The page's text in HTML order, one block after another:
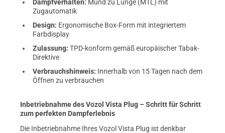
Dampfverhalten: Mund zu Lunge (MTL) mit
Zugautomatik
Design: Ergonomische Box-Form mit integriertem
Farbdisplay
Zulassung: TPD-konform gemäß europäischer Tabak-
Direktive
Verbrauchshinweis: Innerhalb von 15 Tagen nach dem
Öffnen zu verbrauchen
Inbetriebnahme des Vozol Vista Plug – Schritt für Schritt
zum perfekten Dampferlebnis
Die Inbetriebnahme Ihres Vozol Vista Plug ist denkbar